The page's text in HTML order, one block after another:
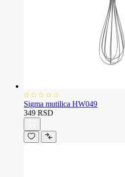
Sigma mutilica HW049
349 RSD